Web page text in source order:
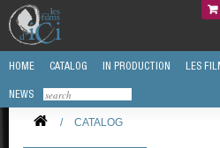
HOME CATALOG IN PRODUCTION LES
NEWS
/ CATALOG